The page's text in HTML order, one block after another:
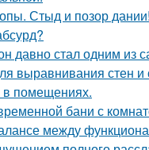
Стыд и позор дании!
давно стал одним из
выравнивания стен
в помещениях.
бани с
между